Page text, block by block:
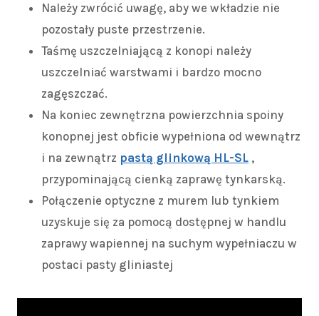
Należy zwrócić uwagę, aby we wkładzie nie
pozostały puste przestrzenie.
Taśmę uszczelniającą z konopi należy
uszczelniać warstwami i bardzo mocno
zagęszczać.
Na koniec zewnętrzna powierzchnia spoiny
konopnej jest obficie wypełniona od wewnątrz
i na zewnątrz pastą glinkową HL-SL ,
przypominającą cienką zaprawę tynkarską.
Połączenie optyczne z murem lub tynkiem
uzyskuje się za pomocą dostępnej w handlu
zaprawy wapiennej na suchym wypełniaczu w
postaci pasty gliniastej